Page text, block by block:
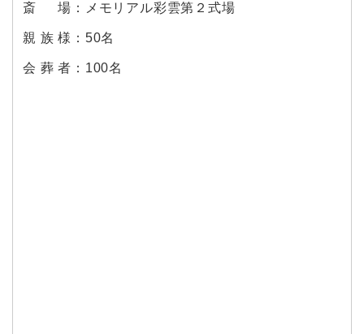
斎 場：メモリアル彩雲第２式場
親 族 様：50名
会 葬 者：100名